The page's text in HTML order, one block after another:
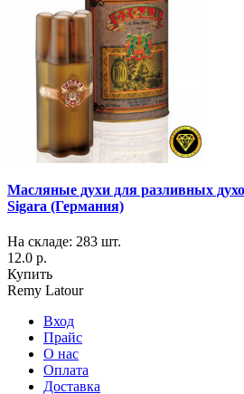
Масляные духи для разливных
Sigara (Германия)
На складе: 283 шт.
12.0 р.
Купить
Remy Latour
Вход
Прайс
О нас
Оплата
Доставка